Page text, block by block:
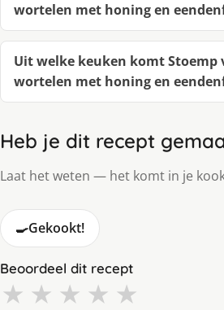
wortelen met honing en
Uit welke keuken komt Stoemp
wortelen met honing en
Heb je dit recept
Laat het weten — het komt in je
🍳Gekookt!
Beoordeel dit recept
★ ★ ★ ★ ★